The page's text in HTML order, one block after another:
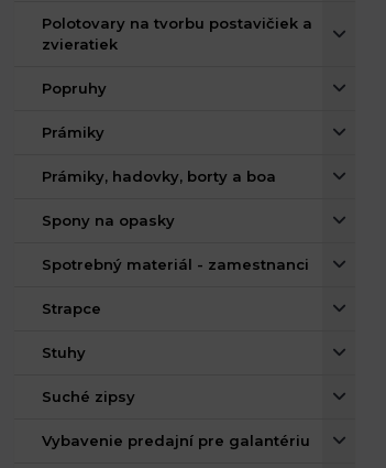
Polotovary na tvorbu postavičiek a
zvieratiek
Popruhy
Prámiky
Prámiky, hadovky, borty a boa
Spony na opasky
Spotrebný materiál - zamestnanci
Strapce
Stuhy
Suché zipsy
Vybavenie predajní pre galantériu